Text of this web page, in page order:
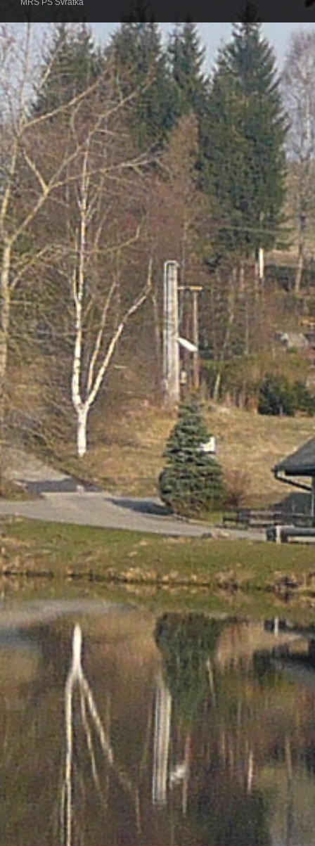
MRS PS Svratka